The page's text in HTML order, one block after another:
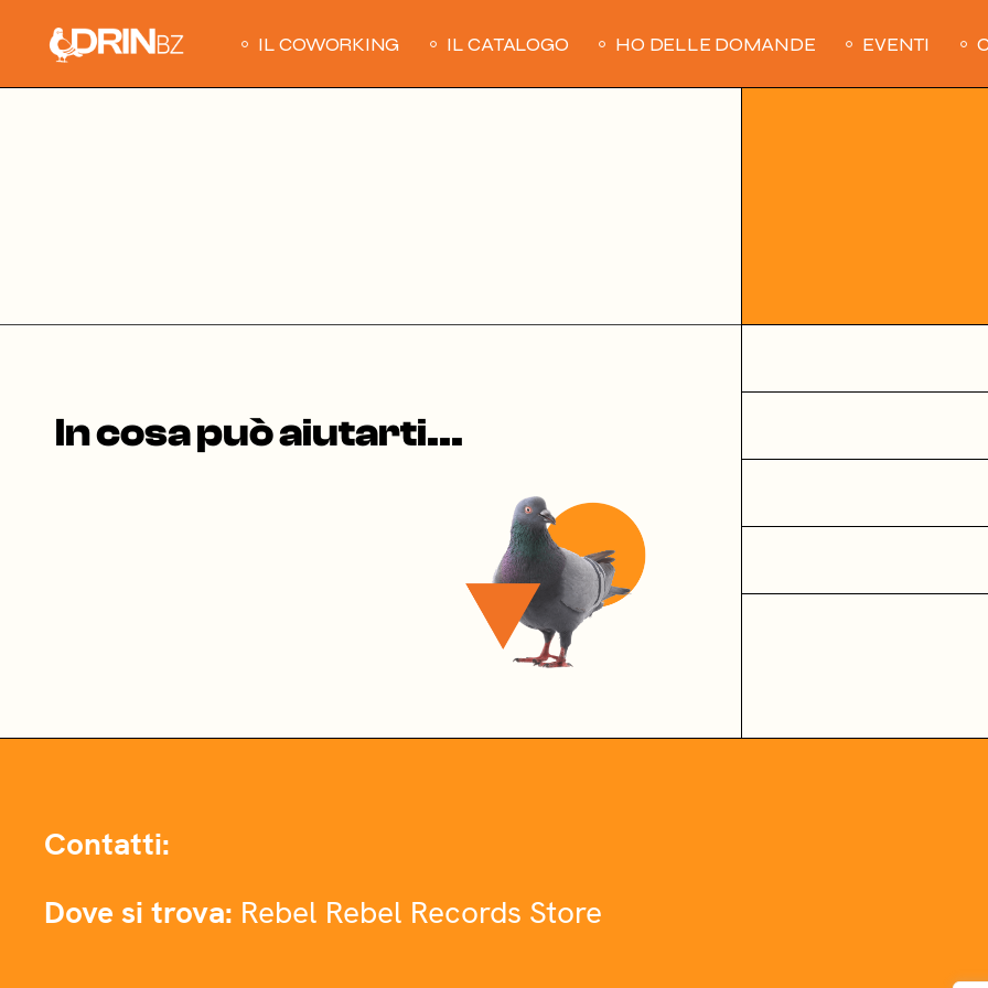
content
IL COWORKING IL CATALOGO HO DELLE DOMANDE EVENTI
In cosa può aiutarti...
Contatti:
Dove si trova: Rebel Rebel Records Store